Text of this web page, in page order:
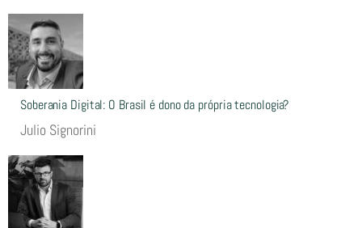
Soberania Digital: O Brasil é dono da própria tecnologia?
Julio Signorini